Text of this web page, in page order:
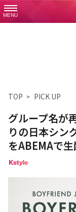
MENU
TOP PICK UP
グループ名が
りの日本シン
をABEMAで